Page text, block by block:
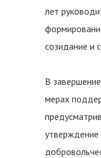
лет
созидание и
В
мерах
утверждение